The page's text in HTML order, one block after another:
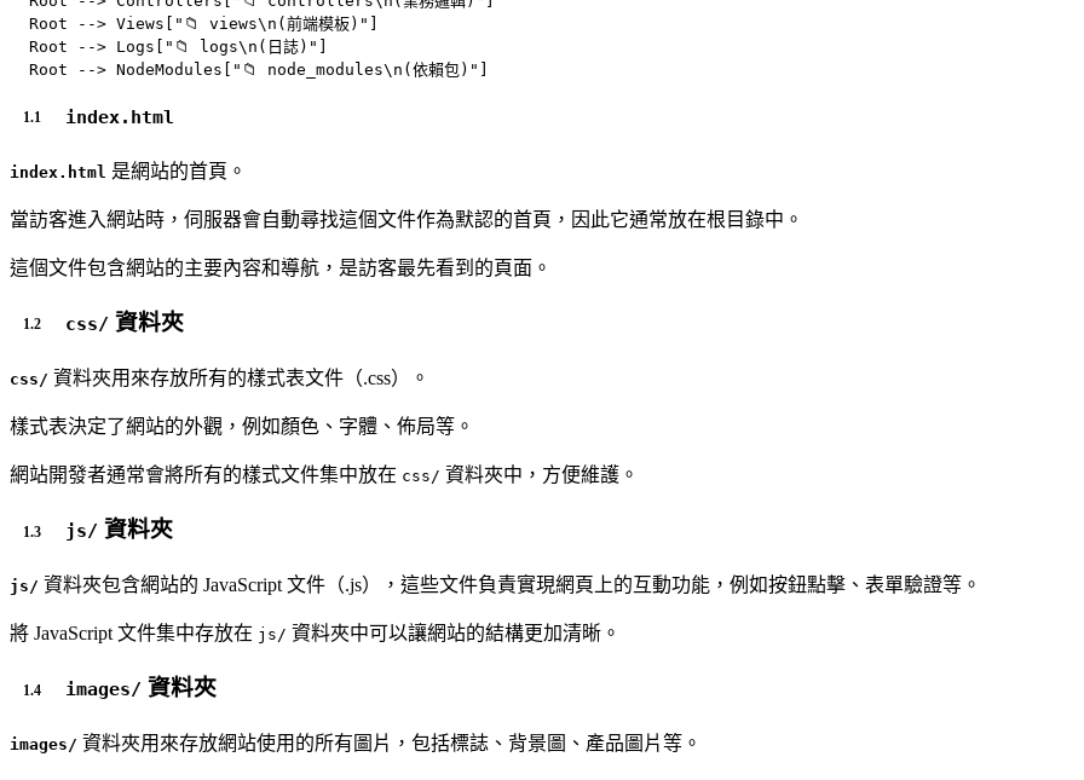
  Root --> Views["📁 views\n(前端模板)"]
  Root --> Logs["📁 logs\n(日誌)"]
index.html
index.html 是網站的首頁。
當訪客進入網站時，伺服器會自動尋找這個文件作為默認的首頁，因此它通常放在根目錄中。
這個文件包含網站的主要內容和導航，是訪客最先看到的頁面。
css/ 資料夾
css/ 資料夾用來存放所有的樣式表文件（.css）。
樣式表決定了網站的外觀，例如顏色、字體、佈局等。
網站開發者通常會將所有的樣式文件集中放在 css/ 資料夾中，方便維護。
js/ 資料夾
js/ 資料夾包含網站的 JavaScript 文件（.js），這些文件負責實現網頁上的互動功能，例如按鈕點擊、表單驗證等。
將 JavaScript 文件集中存放在 js/ 資料夾中可以讓網站的結構更加清晰。
images/ 資料夾
images/ 資料夾用來存放網站使用的所有圖片，包括標誌、背景圖、產品圖片等。